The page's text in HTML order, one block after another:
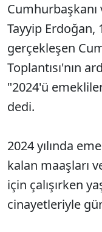
Cumhurbaşkanı
Tayyip Erdoğan,
gerçekleşen
Toplantısı'nın
"2024'ü
dedi.
2024 yılında
kalan maaşları
için çalışırken
cinayetleriyle